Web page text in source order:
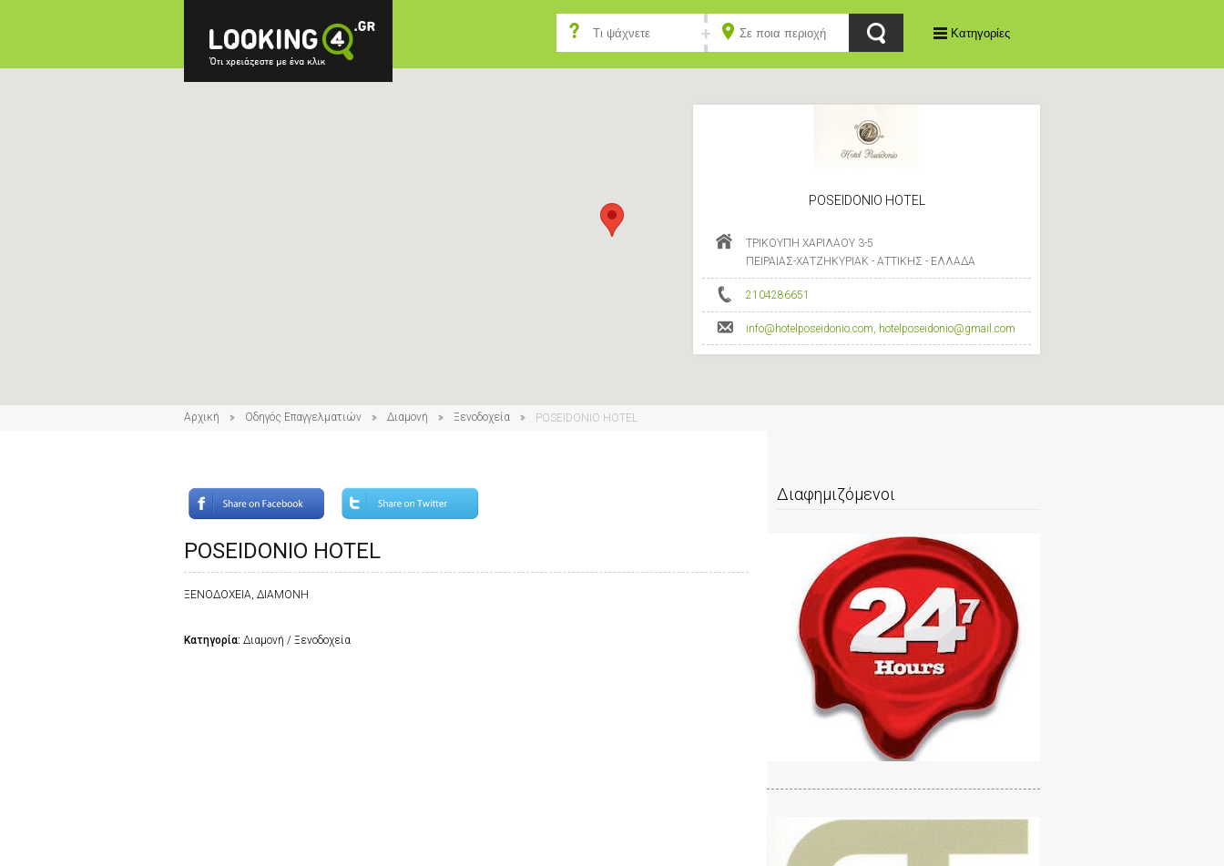
Κατηγορίες
POSEIDONIO HOTEL
ΤΡΙΚΟΥΠΗ ΧΑΡΙΛΑΟΥ 3-5
ΠΕΙΡΑΙΑΣ-ΧΑΤΖΗΚΥΡΙΑΚ - ΑΤΤΙΚΗΣ - ΕΛΛΑΔΑ
2104286651
info@hotelposeidonio.com, hotelposeidonio@gmail.com
Αρχική Οδηγός Επαγγελματιών Διαμονή Ξενοδοχεία POSEIDONIO HOTEL
POSEIDONIO HOTEL
ΞΕΝΟΔΟΧΕΙΑ, ΔΙΑΜΟΝΗ
Κατηγορία: Διαμονή / Ξενοδοχεία
Διαφημιζόμενοι